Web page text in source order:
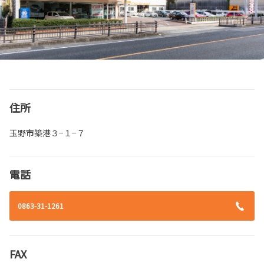
住所
玉野市築港３−１−７
電話
0863-31-1261
FAX